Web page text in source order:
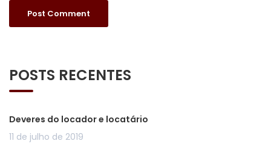
POSTS RECENTES
Deveres do locador e locatário
11 de julho de 2019